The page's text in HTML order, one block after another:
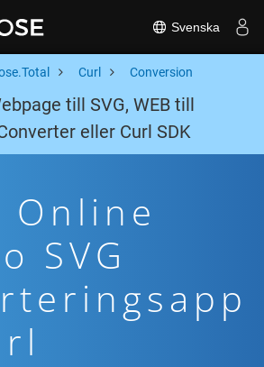
Svenska
Curl Conversion
till SVG, WEB till
eller Curl SDK
Online
SVG